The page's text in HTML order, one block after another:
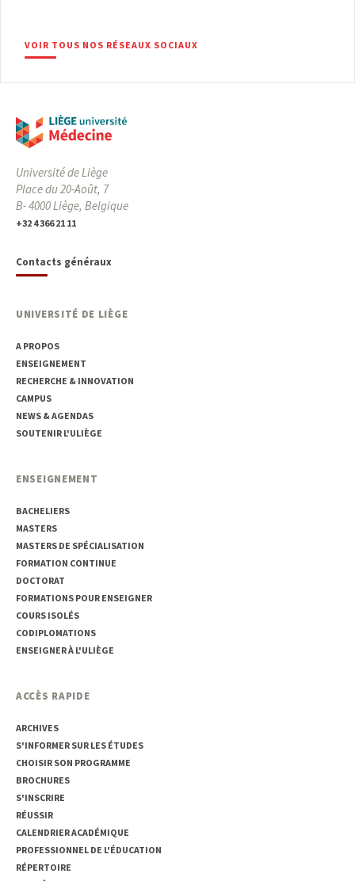
VOIR TOUS NOS RÉSEAUX SOCIAUX
Université de Liège
Place du 20-Août, 7
B- 4000 Liège, Belgique
+32 4 366 21 11
Contacts généraux
UNIVERSITÉ DE LIÈGE
A PROPOS
ENSEIGNEMENT
RECHERCHE & INNOVATION
CAMPUS
NEWS & AGENDAS
SOUTENIR L'ULIÈGE
ENSEIGNEMENT
BACHELIERS
MASTERS
MASTERS DE SPÉCIALISATION
FORMATION CONTINUE
DOCTORAT
FORMATIONS POUR ENSEIGNER
COURS ISOLÉS
CODIPLOMATIONS
ENSEIGNER À L'ULIÈGE
ACCÈS RAPIDE
ARCHIVES
S'INFORMER SUR LES ÉTUDES
CHOISIR SON PROGRAMME
BROCHURES
S'INSCRIRE
RÉUSSIR
CALENDRIER ACADÉMIQUE
PROFESSIONNEL DE L'ÉDUCATION
RÉPERTOIRE